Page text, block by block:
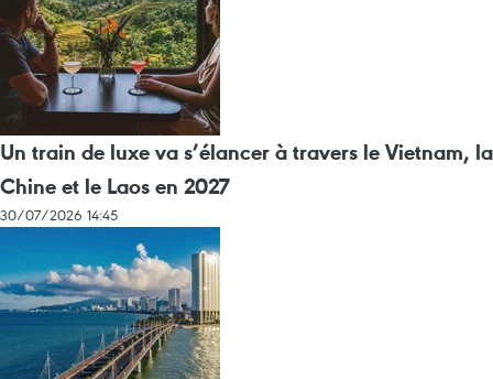
Un train de luxe va s’élancer à travers le Vietnam, la
Chine et le Laos en 2027
30/07/2026 14:45